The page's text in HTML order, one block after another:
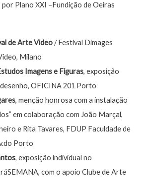
Plano XXI –Fundição de Oeiras
de Arte Video/ Festival Dímages
Milano
Imagens e Figuras, exposição
OFICINA 201 Porto
, menção honrosa com a instalação
em colaboração com João Marçal,
e Rita Tavares, FDUP Faculdade de
Porto
, exposição individual no
com o apoio Clube de Arte